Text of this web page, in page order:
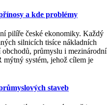
a kde problémy
pilíře české ekonomiky. Každý
silnicích tisíce nákladních
průmyslu i mezinárodní
systém, jehož cílem je
staveb